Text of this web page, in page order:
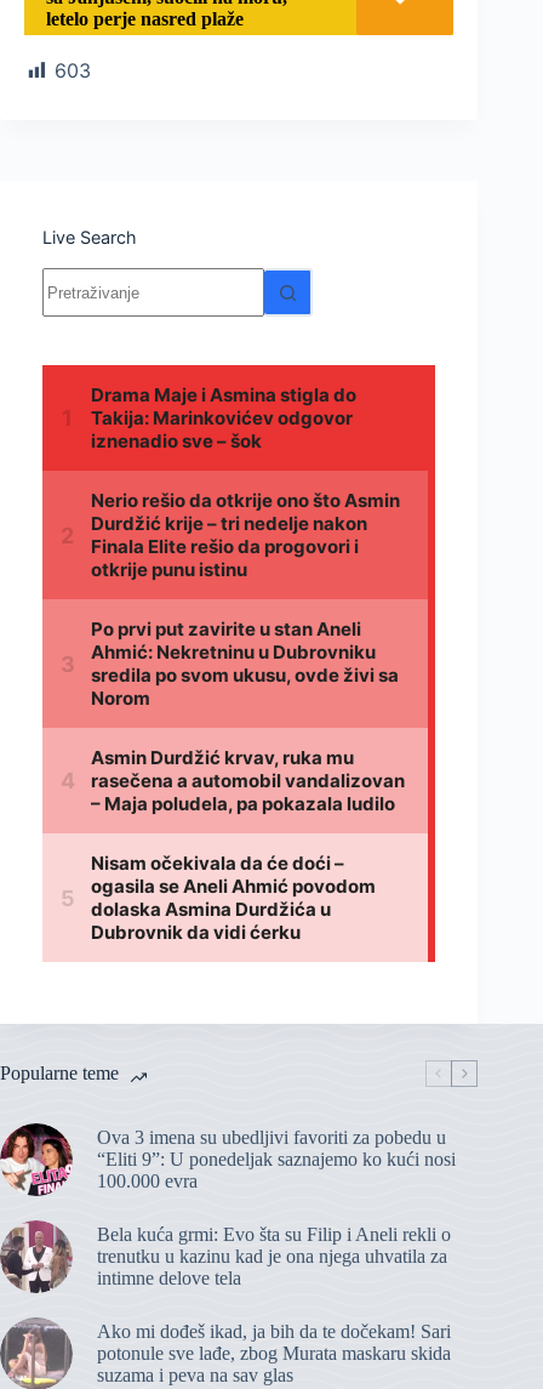
letelo perje nasred plaže
603
Live Search
Nema
rezultata.
Popularne teme
Ova 3 imena su ubedljivi favoriti za pobedu u
“Eliti 9”: U ponedeljak saznajemo ko kući nosi
100.000 evra
Bela kuća grmi: Evo šta su Filip i Aneli rekli o
trenutku u kazinu kad je ona njega uhvatila za
intimne delove tela
Ako mi dođeš ikad, ja bih da te dočekam! Sari
potonule sve lađe, zbog Murata maskaru skida
suzama i peva na sav glas